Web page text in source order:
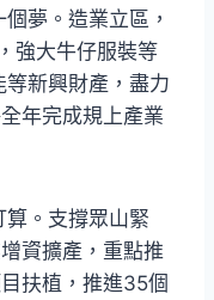
個夢。造業立區，
強大牛仔服裝等
新興財產，盡力
年完成規上產業
算。支撐眾山緊
資擴產，重點推
扶植，推進35個